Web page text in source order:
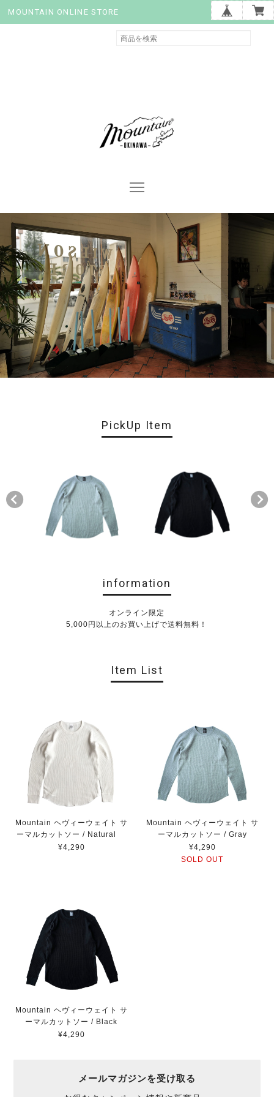
MOUNTAIN ONLINE STORE
PickUp Item
information
オンライン限定
5,000円以上のお買い上げで送料無料！
Item List
Mountain ヘヴィーウェイト サ
ーマルカットソー / Natural
¥4,290
Mountain ヘヴィーウェイト サ
ーマルカットソー / Gray
¥4,290
SOLD OUT
Mountain ヘヴィーウェイト サ
ーマルカットソー / Black
¥4,290
メールマガジンを受け取る